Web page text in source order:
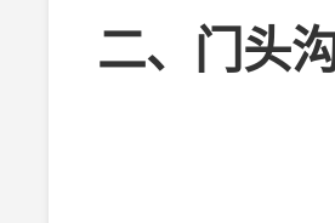
二、门头